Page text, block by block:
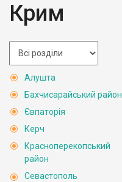
Крим
Алушта
Бахчисарайський район
Євпаторія
Керч
Красноперекопський
район
Севастополь